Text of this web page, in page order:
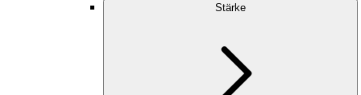
Stärke